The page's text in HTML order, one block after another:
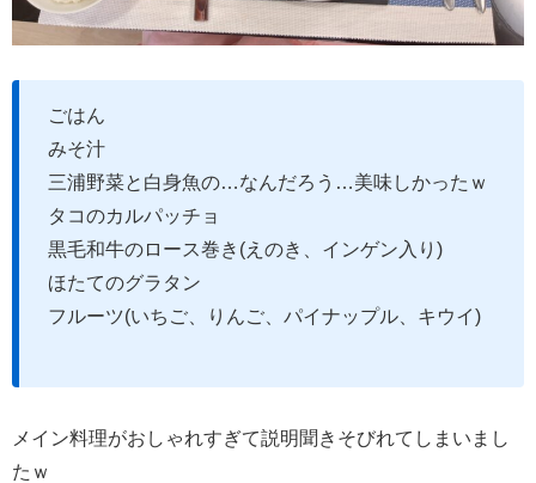
ごはん
みそ汁
三浦野菜と白身魚の…なんだろう…美味しかったｗ
タコのカルパッチョ
黒毛和牛のロース巻き(えのき、インゲン入り)
ほたてのグラタン
フルーツ(いちご、りんご、パイナップル、キウイ)
メイン料理がおしゃれすぎて説明聞きそびれてしまいまし
たｗ